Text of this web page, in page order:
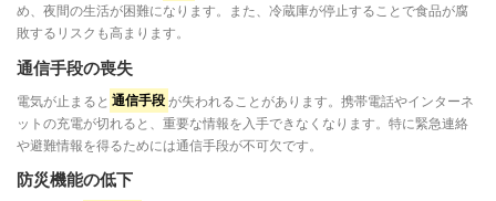
め、夜間の生活が困難になります。また、冷蔵庫が停止することで食品が腐
敗するリスクも高まります。
通信手段の喪失
電気が止まると 通信手段が失われることがあります。携帯電話やインターネ
ットの充電が切れると、重要な情報を入手できなくなります。特に緊急連絡
や避難情報を得るためには通信手段が不可欠です。
防災機能の低下